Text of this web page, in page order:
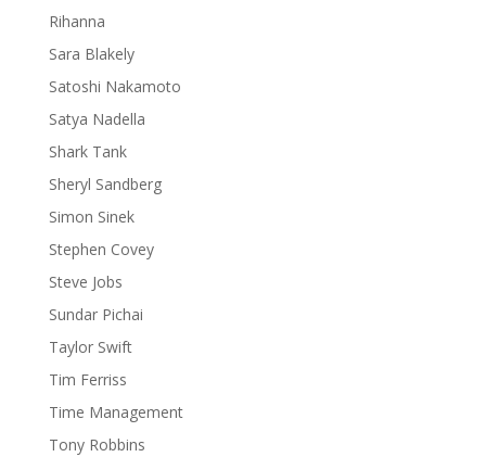
Rihanna
Sara Blakely
Satoshi Nakamoto
Satya Nadella
Shark Tank
Sheryl Sandberg
Simon Sinek
Stephen Covey
Steve Jobs
Sundar Pichai
Taylor Swift
Tim Ferriss
Time Management
Tony Robbins